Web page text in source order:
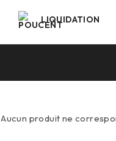
LIQUIDATION
Aucun produit ne